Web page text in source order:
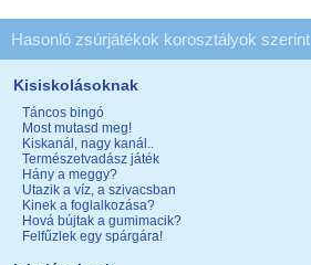
Hasonló zsúrjátékok korosztályok szerint
Kisiskolásoknak
Táncos bingó
Most mutasd meg!
Kiskanál, nagy kanál..
Természetvadász játék
Hány a meggy?
Utazik a víz, a szivacsban
Kinek a foglalkozása?
Hová bújtak a gumimacik?
Felfűzlek egy spárgára!